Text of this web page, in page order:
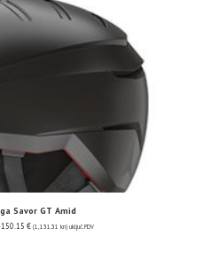
Savor GT Amid
150.15 € (1,131.31 kn) uključ. PDV